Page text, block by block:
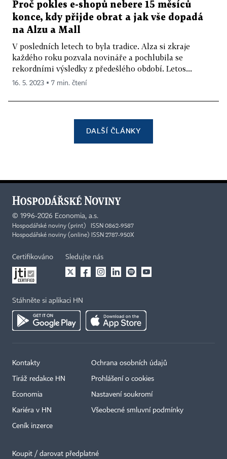
Proč pokles e-shopů nebere 15 měsíců
konce, kdy přijde obrat a jak vše dopadá
na Alzu a Mall
V posledních letech to byla tradice. Alza si zkraje
každého roku pozvala novináře a pochlubila se
rekordními výsledky z předešlého období. Letos...
16. 5. 2023 ▪ 7 min. čtení
DALŠÍ ČLÁNKY
© 1996-2026 Economia, a.s.
Hospodářské noviny (print) ISSN 0862-9587
Hospodářské noviny (online) ISSN 2787-950X
Certifikováno Sledujte nás
Stáhněte si aplikaci HN
Kontakty
Tiráž redakce HN
Economia
Kariéra v HN
Ceník inzerce
Ochrana osobních údajů
Prohlášení o cookies
Nastavení soukromí
Všeobecné smluvní podmínky
Koupit / darovat předplatné